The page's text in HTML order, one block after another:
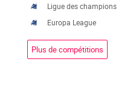
Ligue des champions
Europa League
Plus de compétitions